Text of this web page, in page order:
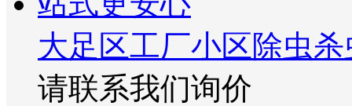
大足区工厂小区除虫
请联系我们询价